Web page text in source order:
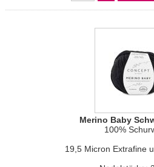
Merino Baby
100%
19,5 Micron Extrafine